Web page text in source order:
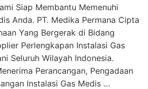
Siap Membantu Memenuhi
Anda. PT. Medika Permana Cipta
Yang Bergerak di Bidang
Perlengkapan Instalasi Gas
Seluruh Wilayah Indonesia.
Perancangan, Pengadaan
Instalasi Gas Medis …